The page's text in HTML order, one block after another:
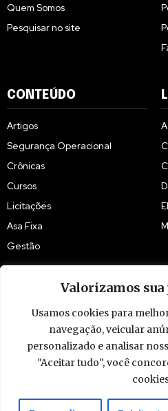
Valorizamos
Usamos cookies para
navegação, veicular
personalizado e analisar
"Aceitar tudo", você
Quem Somos
Pesquisar no site
CONTEÚDO
Artigos
Segurança Operacional
Crônicas
Cursos
Licitações
Asa Fixa
Gestão
© 2009 - 2026 Piloto Policial.